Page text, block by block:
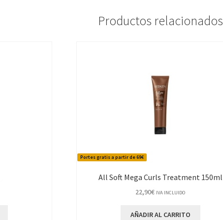
Productos relacionados
Portes gratis a partir de 69€
All Soft Mega Curls Treatment 150ml
22,90€ IVA INCLUIDO
AÑADIR AL CARRITO